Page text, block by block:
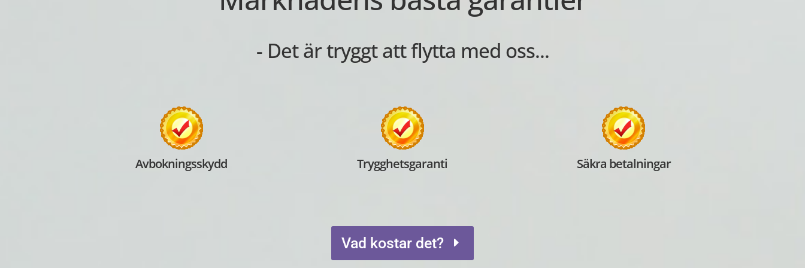
- Det är tryggt att flytta med oss...
Avbokningsskydd Trygghetsgaranti Säkra betalningar
Vad kostar det?